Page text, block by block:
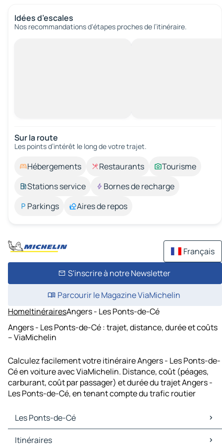
Idées d’escales
Nos recommandations d'étapes proches de l’itinéraire.
Sur la route
Les points d’intérêt le long de votre trajet.
Hébergements Restaurants
Tourisme
Stations service
Bornes de recharge
Parkings
Aires de repos
Français
S'inscrire à notre Newsletter
Parcourir le Magazine ViaMichelin
HomeItinérairesAngers - Les Ponts-de-Cé
Angers - Les Ponts-de-Cé : trajet, distance, durée et coûts
– ViaMichelin
Calculez facilement votre itinéraire Angers - Les Ponts-de-
Cé en voiture avec ViaMichelin. Distance, coût (péages,
carburant, coût par passager) et durée du trajet Angers -
Les Ponts-de-Cé, en tenant compte du trafic routier
Les Ponts-de-Cé
Les Ponts-de-Cé Cartes et plans
Itinéraires